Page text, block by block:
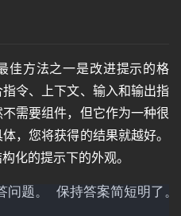
佳方法之一是改进提示的格
令、上下文、输入和输出指
需要组件，但它作为一种很
，您将获得的结果就越好。
化的提示下的外观。
问题。 保持答案简短明了